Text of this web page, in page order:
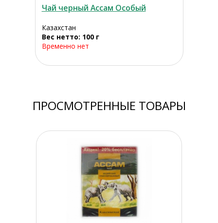
Чай черный Ассам Особый
Казахстан
Вес нетто: 100 г
Временно нет
ПРОСМОТРЕННЫЕ ТОВАРЫ